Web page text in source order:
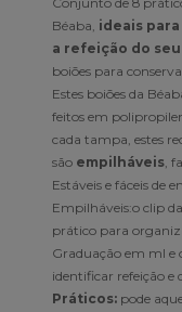
Béaba, ideais
a refeição do
boiões para
Estes boiões da
feitos em
cada tampa, estes
são empilháveis,
Estáveis e fáceis de
Empilháveis:o clip
prático para
Graduação em ml e
identificar refeição e
Práticos: pode